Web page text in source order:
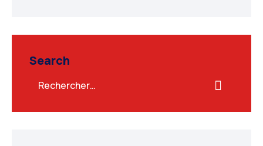
Search